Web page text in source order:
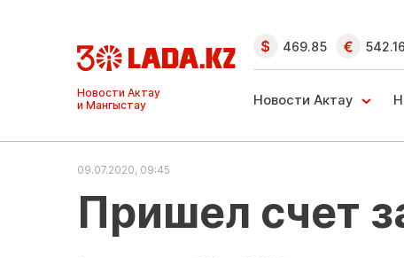
Ақтау және
Манғыстау
жаңалықтары
469.85 542.16
Новости Актау
09.07.2020, 09:45
Пришел счет